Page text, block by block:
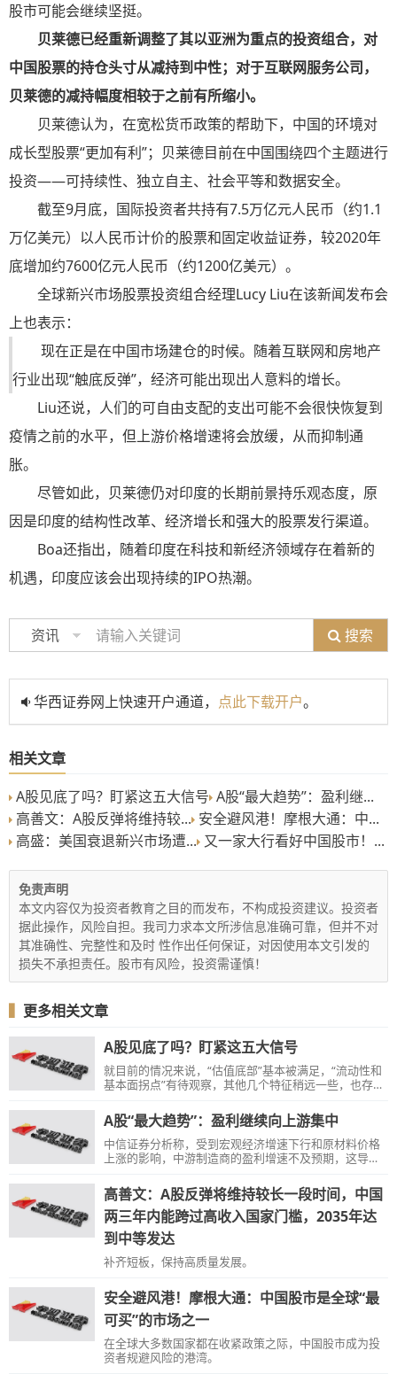
股市可能会继续坚挺。
贝莱德已经重新调整了其以亚洲为重点的投资组合，对
中国股票的持仓头寸从减持到中性；对于互联网服务公司，
贝莱德的减持幅度相较于之前有所缩小。
贝莱德认为，在宽松货币政策的帮助下，中国的环境对
成长型股票“更加有利”；贝莱德目前在中国围绕四个主题进行
投资——可持续性、独立自主、社会平等和数据安全。
截至9月底，国际投资者共持有7.5万亿元人民币（约1.1
万亿美元）以人民币计价的股票和固定收益证券，较2020年
底增加约7600亿元人民币（约1200亿美元）。
全球新兴市场股票投资组合经理Lucy Liu在该新闻发布会
上也表示：
现在正是在中国市场建仓的时候。随着互联网和房地产
行业出现“触底反弹”，经济可能出现出人意料的增长。
Liu还说，人们的可自由支配的支出可能不会很快恢复到
疫情之前的水平，但上游价格增速将会放缓，从而抑制通
胀。
尽管如此，贝莱德仍对印度的长期前景持乐观态度，原
因是印度的结构性改革、经济增长和强大的股票发行渠道。
Boa还指出，随着印度在科技和新经济领域存在着新的
机遇，印度应该会出现持续的IPO热潮。
资讯 搜索
华西证券网上快速开户通道， 点此下载开户。
相关文章
A股见底了吗？盯紧这五大信号 A股“最大趋势”：盈利继...
高善文：A股反弹将维持较... 安全避风港！摩根大通：中...
高盛：美国衰退新兴市场遭... 又一家大行看好中国股市！...
免责声明
本文内容仅为投资者教育之目的而发布，不构成投资建议。投资者
据此操作，风险自担。我司力求本文所涉信息准确可靠，但并不对
其准确性、完整性和及时 性作出任何保证，对因使用本文引发的
损失不承担责任。股市有风险，投资需谨慎！
▍ 更多相关文章
A股见底了吗？盯紧这五大信号
就目前的情况来说，“估值底部”基本被满足，“流动性和
基本面拐点”有待观察，其他几个特征稍远一些，也存在
A股“最大趋势”：盈利继续向上游集中
中信证券分析称，受到宏观经济增速下行和原材料价格
上涨的影响，中游制造商的盈利增速不及预期，这导致
高善文：A股反弹将维持较长一段时间，中国
两三年内能跨过高收入国家门槛，2035年达
到中等发达
补齐短板，保持高质量发展。
安全避风港！摩根大通：中国股市是全球“最
可买”的市场之一
在全球大多数国家都在收紧政策之际，中国股市成为投
资者规避风险的港湾。